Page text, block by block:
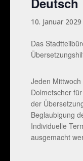
10. Januar
Das
Jeden
Dolmetscher
der
Beglaubigung
Individuelle
ausgemacht